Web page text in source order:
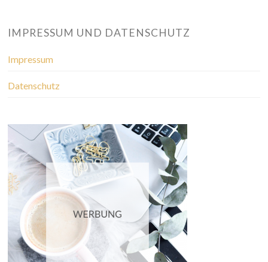
IMPRESSUM UND DATENSCHUTZ
Impressum
Datenschutz